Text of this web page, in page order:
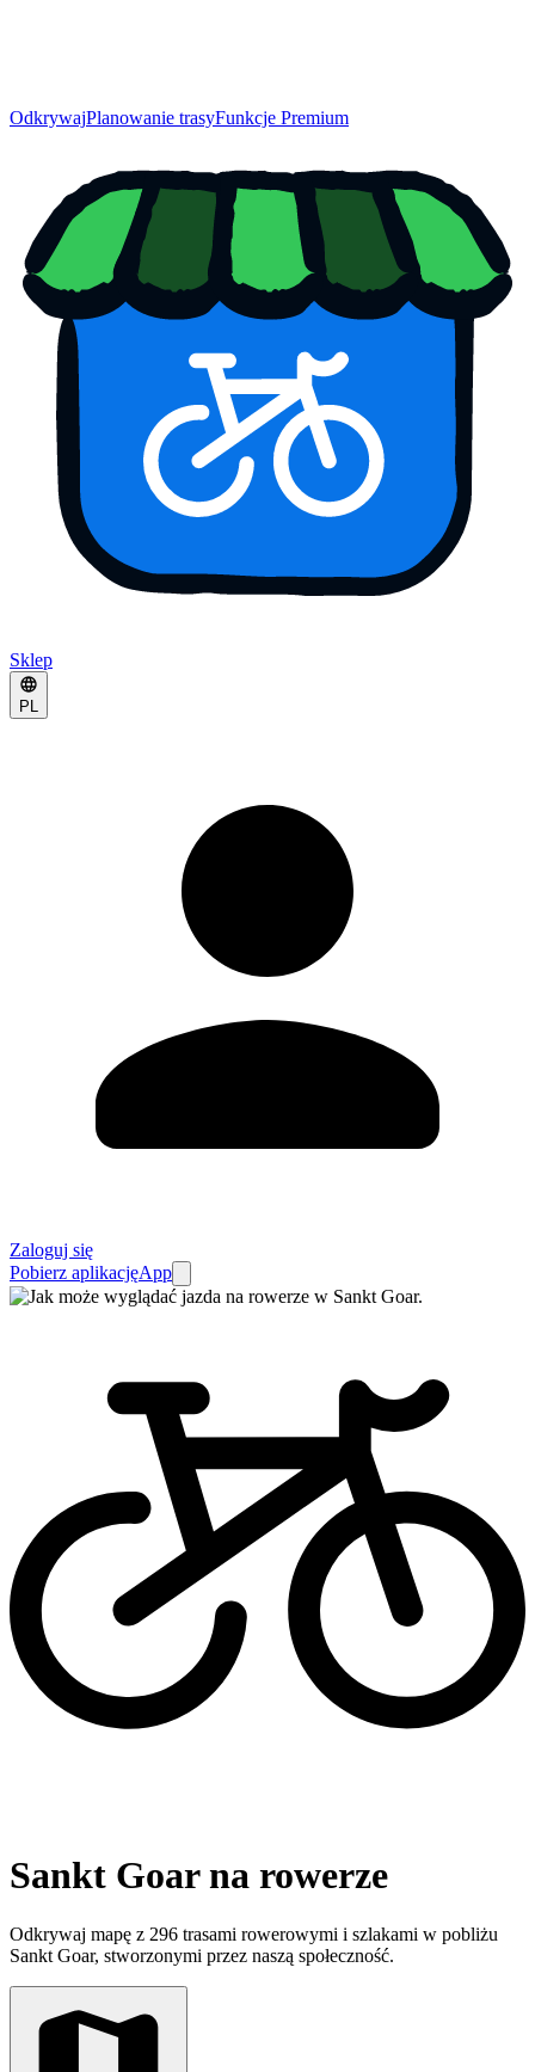
OdkrywajPlanowanie trasyFunkcje Premium
Sklep
PL
Zaloguj się
Pobierz aplikacjęApp
Sankt Goar na rowerze
Odkrywaj mapę z 296 trasami rowerowymi i szlakami w pobliżu
Sankt Goar, stworzonymi przez naszą społeczność.